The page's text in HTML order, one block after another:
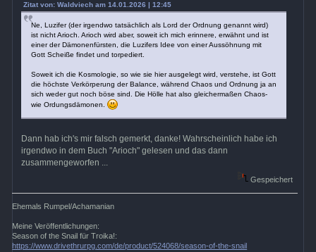
Zitat von: Waldviech am 14.01.2026 | 12:45
Ne, Luzifer (der irgendwo tatsächlich als Lord der Ordnung genannt wird)
ist nicht Arioch. Arioch wird aber, soweit ich mich erinnere, erwähnt und ist
einer der Dämonenfürsten, die Luzifers Idee von einer Aussöhnung mit
Gott Scheiße findet und torpediert.
Soweit ich die Kosmologie, so wie sie hier ausgelegt wird, verstehe, ist Gott
die höchste Verkörperung der Balance, während Chaos und Ordnung ja an
sich weder gut noch böse sind. Die Hölle hat also gleichermaßen Chaos-
wie Ordungsdämonen.
Dann hab ich's mir falsch gemerkt, danke! Wahrscheinlich habe ich
irgendwo in dem Buch "Arioch" gelesen und das dann
zusammengeworfen ...
Gespeichert
Ehemals Rumpel/Achamanian
Meine Veröffentlichungen:
Season of the Snail für Troika!:
https://www.drivethrurpg.com/de/product/524068/season-of-the-snail